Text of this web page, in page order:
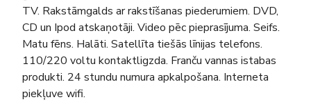
TV. Rakstāmgalds ar rakstīšanas piederumiem. DVD,
CD un Ipod atskaņotāji. Video pēc pieprasījuma. Seifs.
Matu fēns. Halāti. Satellīta tiešās līnijas telefons.
110/220 voltu kontaktligzda. Franču vannas istabas
produkti. 24 stundu numura apkalpošana. Interneta
piekļuve wifi.